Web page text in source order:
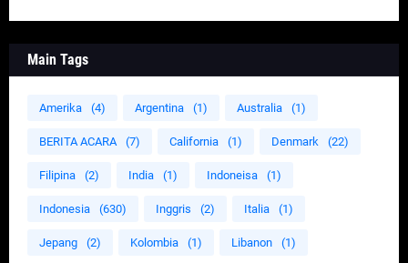
Main Tags
Amerika (4) Argentina (1) Australia (1)
BERITA ACARA (7) California (1) Denmark (22)
Filipina (2) India (1) Indoneisa (1)
Indonesia (630) Inggris (2) Italia (1)
Jepang (2) Kolombia (1) Libanon (1)